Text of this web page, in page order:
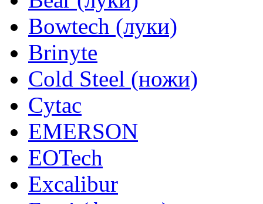
Bowtech (луки)
Brinyte
Cold Steel (ножи)
Cytac
EMERSON
EOTech
Excalibur